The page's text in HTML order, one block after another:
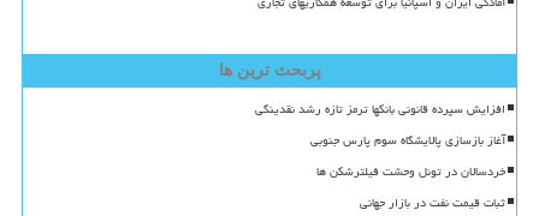
پربحث ترین ها
افزایش سپرده قانونی بانکها ترمز تازه رشد نقدینگی
آغاز بازسازی پالایشگاه سوم پارس جنوبی
خردسالان در تونل وحشت فیلترشکن ها
ثبات قیمت نفت در بازار جهانی